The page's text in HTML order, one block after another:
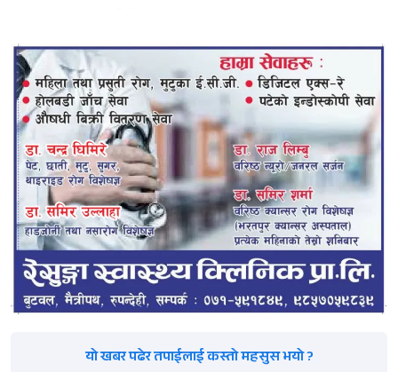
यो खबर पढेर तपाईलाई कस्तो महसुस भयो ?